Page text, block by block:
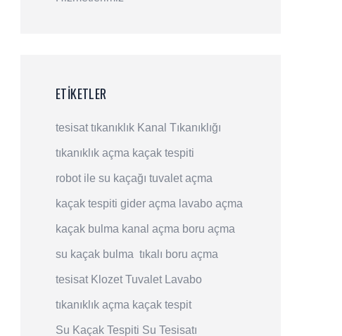
ETIKETLER
tesisat tıkanıklık Kanal Tıkanıklığı
tıkanıklık açma kaçak tespiti
robot ile su kaçağı tuvalet açma
kaçak tespiti gider açma lavabo açma
kaçak bulma kanal açma boru açma
su kaçak bulma tıkalı boru açma
tesisat Klozet Tuvalet Lavabo
tıkanıklık açma kaçak tespit
Su Kaçak Tespiti Su Tesisatı